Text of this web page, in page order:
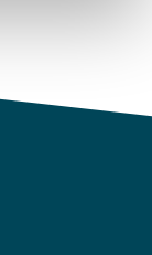
web con
y análisis